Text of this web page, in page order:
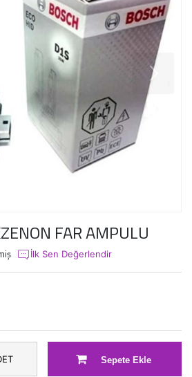
FAR AMPULU
İlk Sen Değerlendir
Sepete Ekle